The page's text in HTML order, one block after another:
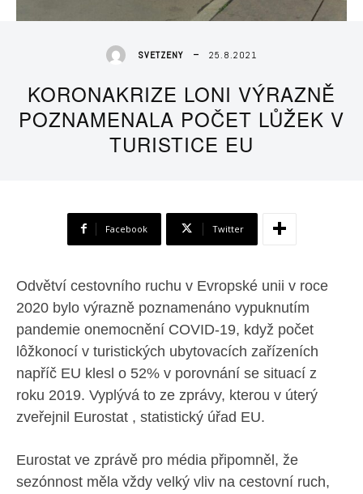
SVETZENY 25.8.2021
KORONAKRIZE LONI VÝRAZNĚ
POZNAMENALA POČET LŮŽEK V
TURISTICE EU
Facebook Twitter
Odvětví cestovního ruchu v Evropské unii v roce
2020 bylo výrazně poznamenáno vypuknutím
pandemie onemocnění COVID-19, když počet
lôžkonocí v turistických ubytovacích zařízeních
napříč EU klesl o 52% v porovnání se situací z
roku 2019. Vyplývá to ze zprávy, kterou v úterý
zveřejnil Eurostat , statistický úřad EU.
Eurostat ve zprávě pro média připomněl, že
sezónnost měla vždy velký vliv na cestovní ruch,